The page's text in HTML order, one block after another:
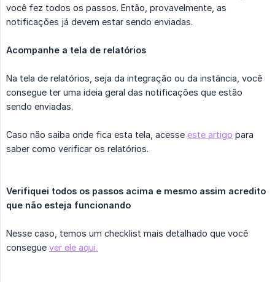
você fez todos os passos. Então, provavelmente, as
notificações já devem estar sendo enviadas.
Acompanhe a tela de relatórios
Na tela de relatórios, seja da integração ou da instância, você
consegue ter uma ideia geral das notificações que estão
sendo enviadas.
Caso não saiba onde fica esta tela, acesse este artigo para
saber como verificar os relatórios.
Verifiquei todos os passos acima e mesmo assim acredito
que não esteja funcionando
Nesse caso, temos um checklist mais detalhado que você
consegue ver ele aqui.